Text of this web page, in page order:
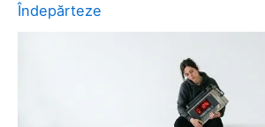
Îndepărteze